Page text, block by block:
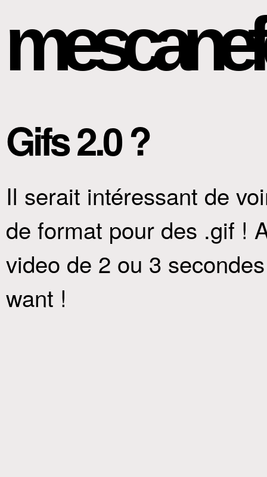
Gifs 2.0 ?
Il serait intéressant de
de format pour des .gif !
video de 2 ou 3
want !